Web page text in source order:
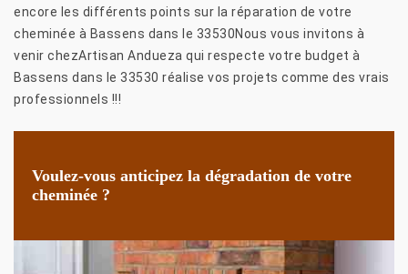
encore les différents points sur la réparation de votre
cheminée à Bassens dans le 33530Nous vous invitons à
venir chezArtisan Andueza qui respecte votre budget à
Bassens dans le 33530 réalise vos projets comme des vrais
professionnels !!!
Voulez-vous anticipez la dégradation de votre
cheminée ?